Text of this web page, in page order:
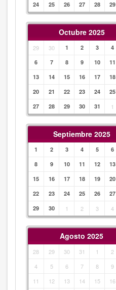
24
25 26 27 28 29
Octubre 2025
29 30 1 2 3 4
6
7 8 9 10 11
13
14 15 16 17 18
20
21 22 23 24 25
27
28 29 30 31 1
Septiembre 2025
1 2 3 4 5 6
8
9 10 11 12 13
15
16 17 18 19 20
22
23 24 25 26 27
29
30 1 2 3 4
Agosto 2025
28 29 30 31 1 2
4
5 6 7 8 9
11
12 13 14 15 16